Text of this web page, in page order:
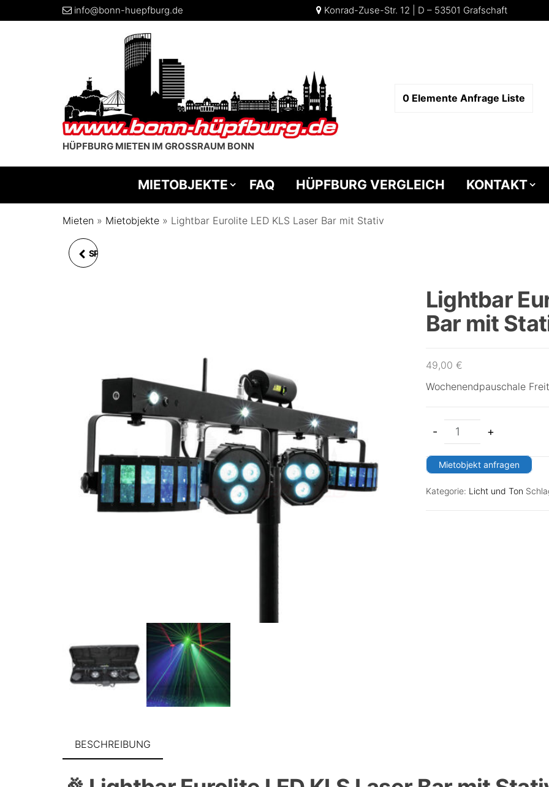
info@bonn-huepfburg.de Konrad-Zuse-Str. 12 | D – 53501 Grafschaft
HÜPFBURG MIETEN IM GROSSRAUM BONN
0 Elemente Anfrage Liste
MIETOBJEKTE FAQ HÜPFBURG VERGLEICH KONTAKT
Mieten » Mietobjekte » Lightbar Eurolite LED KLS Laser Bar mit Stativ
SPUCKSCHUTZ ACRYL
Lightbar
Bar mit
49,00 €
Wochenendpauschale
- +
Mietobjekt anfragen
Kategorie: Licht und Ton
BESCHREIBUNG